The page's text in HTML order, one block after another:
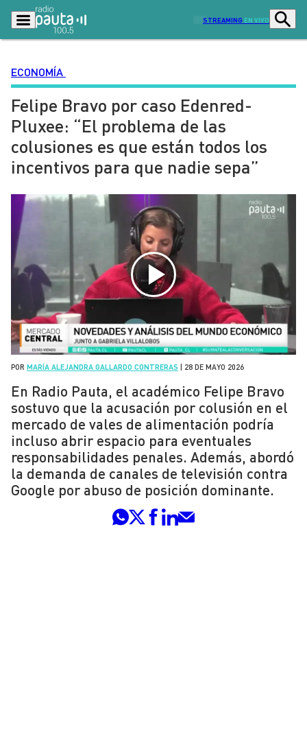
STREAMING EN VIVO
Podcasts Programas
Lo Último
Ciudad Economía
Radio en vivo Sostenibilidad
Tendencias Deportes
Entretención y Cultura
Dato en Pauta Señal 2
Contenido Patrocinado
ECONOMÍA
Felipe Bravo por caso Edenred-
Pluxee: “El problema de las
colusiones es que están todos los
incentivos para que nadie sepa”
POR MARÍA ALEJANDRA GALLARDO CONTRERAS 28 DE MAYO 2026
En Radio Pauta, el académico Felipe Bravo
sostuvo que la acusación por colusión en el
mercado de vales de alimentación podría
incluso abrir espacio para eventuales
responsabilidades penales. Además, abordó
la demanda de canales de televisión contra
Google por abuso de posición dominante.